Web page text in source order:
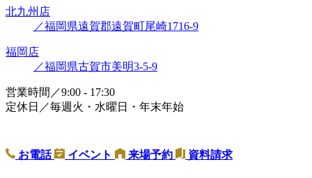
北九州店
／福岡県遠賀郡遠賀町尾崎1716-9
福岡店
／福岡県古賀市美明3-5-9
営業時間／9:00 - 17:30
定休日／毎週火・水曜日・年末年始
お電話 イベント 来場予約 資料請求